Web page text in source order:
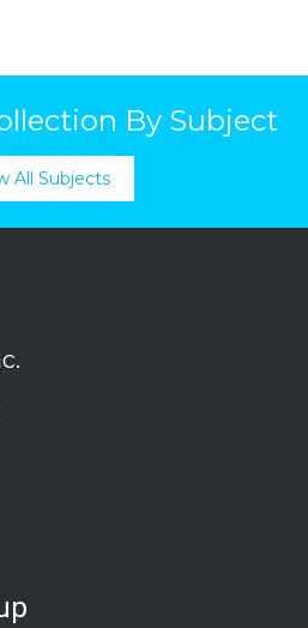
By Subject
All Subjects